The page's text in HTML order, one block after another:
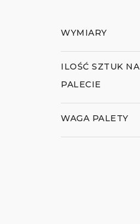
WYMIARY
ILOŚĆ SZTUK NA
PALECIE
WAGA PALETY